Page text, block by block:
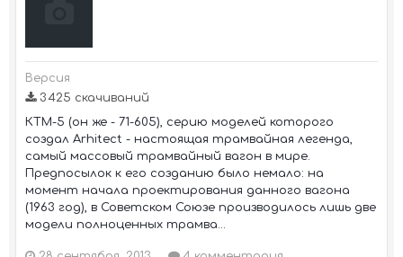
Версия
3 425 скачиваний
КТМ-5 (он же - 71-605), серию моделей которого
создал Arhitect - настоящая трамвайная легенда,
самый массовый трамвайный вагон в мире.
Предпосылок к его созданию было немало: на
момент начала проектирования данного вагона
(1963 год), в Советском Союзе производилось лишь две
модели полноценных трамва...